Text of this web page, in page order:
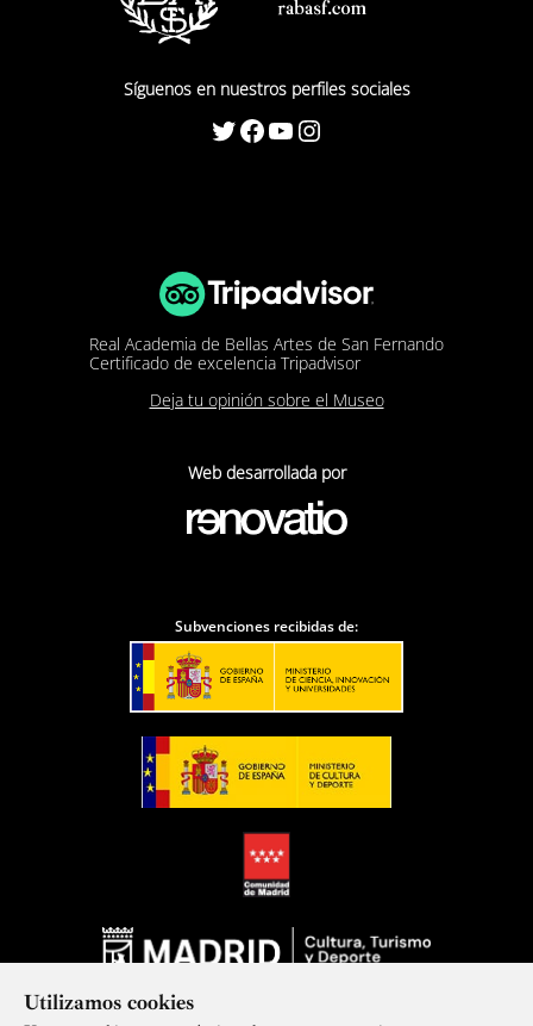
Utilizamos cookies
Síguenos en nuestros perfiles sociales
Twitter Facebook YouTube Instagram
Real Academia de Bellas Artes de San Fernando
Certificado de excelencia Tripadvisor
Deja tu opinión sobre el Museo
Web desarrollada por
Subvenciones recibidas de: